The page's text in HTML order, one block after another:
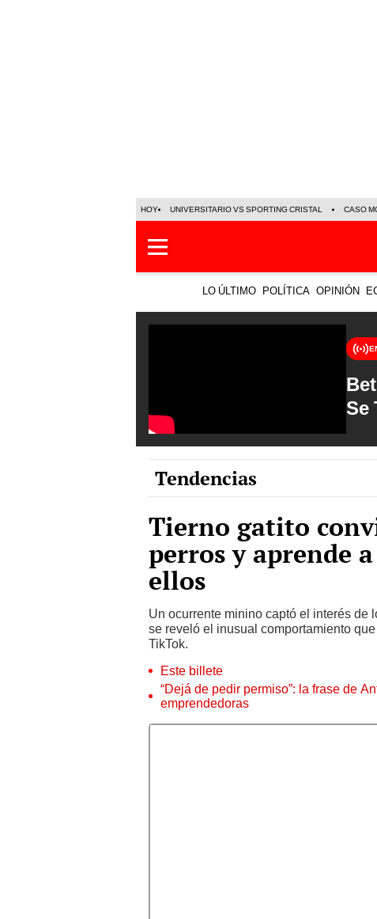
HOY UNIVERSITARIO VS SPORTING CRISTAL CASO
LO ÚLTIMO POLÍTICA OPINIÓN
Se
Tendencias
Tierno gatito
perros y aprende
ellos
Un ocurrente minino captó el interés
se reveló el inusual comportamiento
TikTok.
Este billete
“Dejá de pedir permiso”: la frase de
emprendedoras